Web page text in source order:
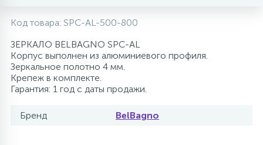
Код товара: SPC-AL-500-800
ЗЕРКАЛО BELBAGNO SPC-AL
Корпус выполнен из алюминиевого профиля.
Зеркальное полотно 4 мм.
Крепеж в комплекте.
Гарантия: 1 год с даты продажи.
Бренд BelBagno